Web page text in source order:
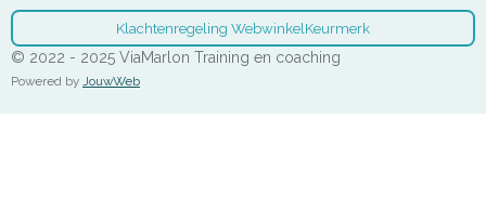
Klachtenregeling WebwinkelKeurmerk
© 2022 - 2025 ViaMarlon Training en coaching
Powered by JouwWeb